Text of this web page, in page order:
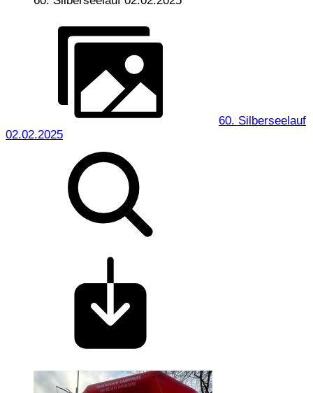
60. Silberseelauf
02.02.2025